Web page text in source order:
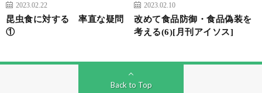
2023.02.22
昆虫食に対する 率直な疑問
①
2023.02.10
改めて食品防御・食品偽装を
考える(6)[月刊アイソス]
Back to Top